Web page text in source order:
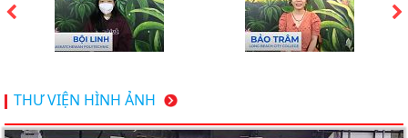
Du học Mỹ 2026 - Lấy bằng cử nhân lúc 20 tuổi cùng
chương trình High School Completion, Washington
bạn khám phá
THƯ VIỆN HÌNH ẢNH